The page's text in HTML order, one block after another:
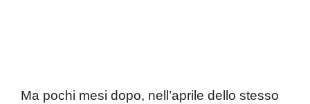
Ma pochi mesi dopo, nell’aprile dello stesso